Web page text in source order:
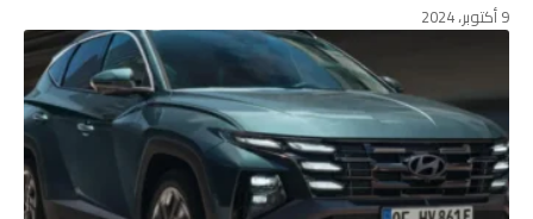
9 أكتوبر، 2024